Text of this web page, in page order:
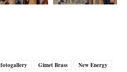
fotogallery Gimet Brass
New Energy